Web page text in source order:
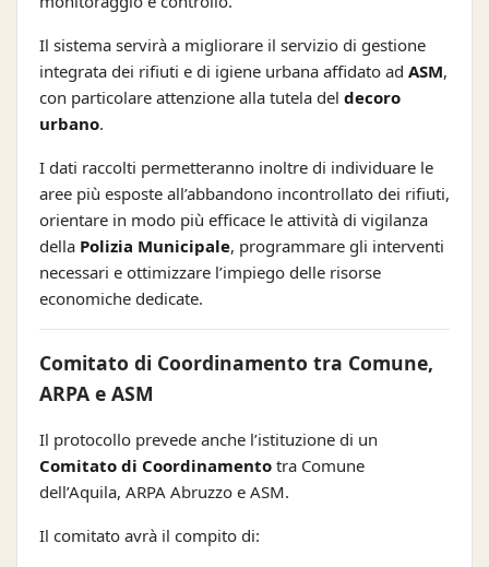
Il sistema servirà a migliorare il servizio di gestione
integrata dei rifiuti e di igiene urbana affidato ad ASM,
con particolare attenzione alla tutela del decoro
urbano.
I dati raccolti permetteranno inoltre di individuare le
aree più esposte all’abbandono incontrollato dei rifiuti,
orientare in modo più efficace le attività di vigilanza
della Polizia Municipale, programmare gli interventi
necessari e ottimizzare l’impiego delle risorse
economiche dedicate.
Comitato di Coordinamento tra Comune,
ARPA e ASM
Il protocollo prevede anche l’istituzione di un
Comitato di Coordinamento tra Comune
dell’Aquila, ARPA Abruzzo e ASM.
Il comitato avrà il compito di: